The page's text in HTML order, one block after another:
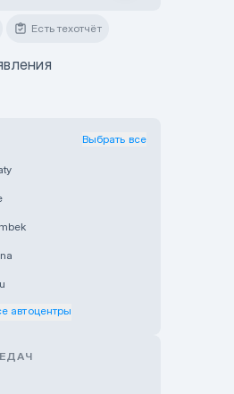
Есть техотчёт
Выбрать все
автоцентры